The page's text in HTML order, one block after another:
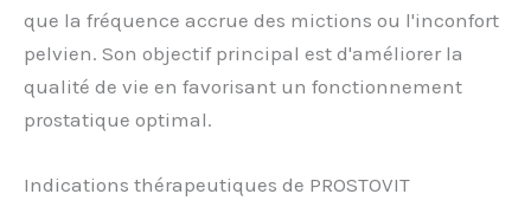
que la fréquence accrue des mictions ou l'inconfort
pelvien. Son objectif principal est d'améliorer la
qualité de vie en favorisant un fonctionnement
prostatique optimal.
Indications thérapeutiques de PROSTOVIT